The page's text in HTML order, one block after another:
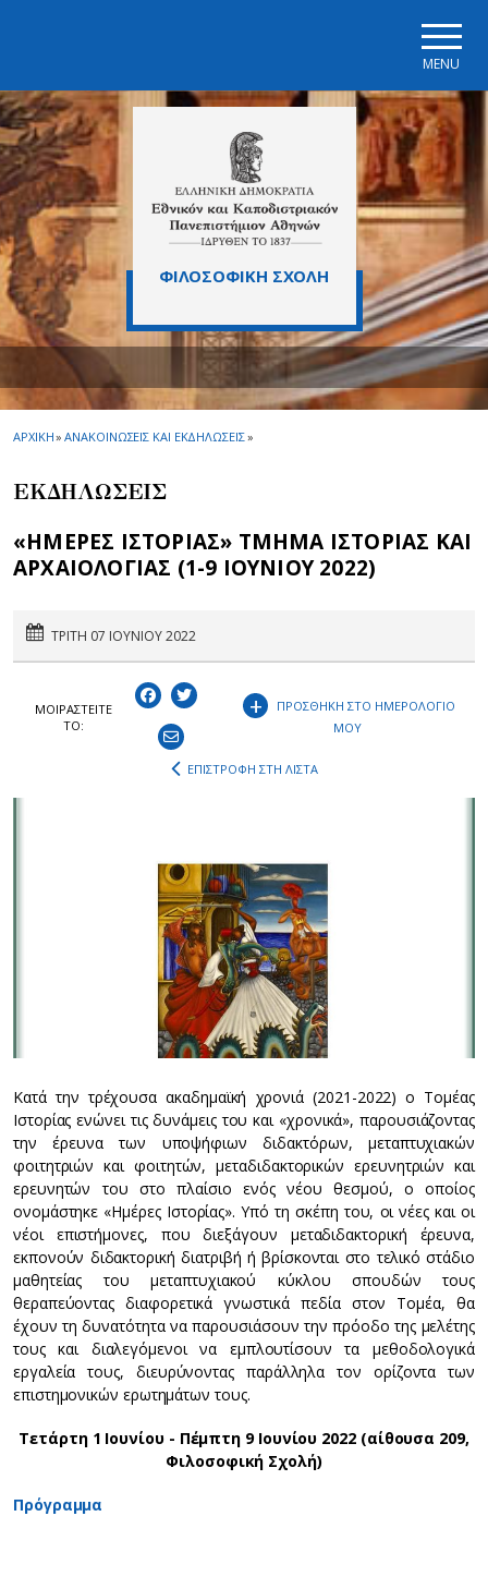
MENU
ΦΙΛΟΣΟΦΙΚΗ ΣΧΟΛΗ
ΑΡΧΙΚΗ» ΑΝΑΚΟΙΝΩΣΕΙΣ ΚΑΙ ΕΚΔΗΛΩΣΕΙΣ»
ΕΚΔΗΛΩΣΕΙΣ
«ΗΜΕΡΕΣ ΙΣΤΟΡΙΑΣ» ΤΜΗΜΑ ΙΣΤΟΡΙΑΣ ΚΑΙ
ΑΡΧΑΙΟΛΟΓΙΑΣ (1-9 ΙΟΥΝΙΟΥ 2022)
ΤΡΙΤΗ 07 ΙΟΥΝΙΟΥ 2022
ΜΟΙΡΑΣΤEIΤΕ
ΤΟ:
+
ΠΡΟΣΘΗΚΗ ΣΤΟ ΗΜΕΡΟΛΟΓΙΟ
ΜΟΥ
ΕΠΙΣΤΡΟΦΗ ΣΤΗ ΛΙΣΤΑ
Κατά την τρέχουσα ακαδημαϊκή χρονιά (2021-2022) ο Τομέας
Ιστορίας ενώνει τις δυνάμεις του και «χρονικά», παρουσιάζοντας
την έρευνα των υποψήφιων διδακτόρων, μεταπτυχιακών
φοιτητριών και φοιτητών, μεταδιδακτορικών ερευνητριών και
ερευνητών του στο πλαίσιο ενός νέου θεσμού, ο οποίος
ονομάστηκε «Ημέρες Ιστορίας». Υπό τη σκέπη του, οι νέες και οι
νέοι επιστήμονες, που διεξάγουν μεταδιδακτορική έρευνα,
εκπονούν διδακτορική διατριβή ή βρίσκονται στο τελικό στάδιο
μαθητείας του μεταπτυχιακού κύκλου σπουδών τους
θεραπεύοντας διαφορετικά γνωστικά πεδία στον Τομέα, θα
έχουν τη δυνατότητα να παρουσιάσουν την πρόοδο της μελέτης
τους και διαλεγόμενοι να εμπλουτίσουν τα μεθοδολογικά
εργαλεία τους, διευρύνοντας παράλληλα τον ορίζοντα των
επιστημονικών ερωτημάτων τους.
Τετάρτη 1 Ιουνίου - Πέμπτη 9 Ιουνίου 2022 (αίθουσα 209,
Φιλοσοφική Σχολή)
Πρόγραμμα